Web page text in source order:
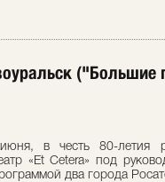
("Большие
в честь 80-летия
«Et Cetera» под
два города